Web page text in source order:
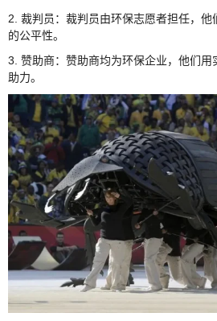
2. 裁判员：裁判员由环保志愿者担任，
的公平性。
3. 赞助商：赞助商均为环保企业，他们
助力。